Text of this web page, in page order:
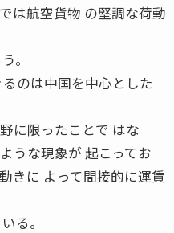
は航空貨物 の堅調な荷動
。
のは中国を中心とした
に限ったことで はな
うな現象が 起こってお
きに よって間接的に運賃
る。